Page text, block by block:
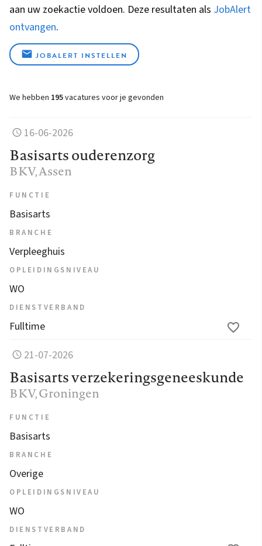
aan uw zoekactie voldoen. Deze resultaten als JobAlert
ontvangen.
JOBALERT INSTELLEN
We hebben 195vacatures voor je gevonden
16-06-2026
Basisarts ouderenzorg
BKV, Assen
FUNCTIE
Basisarts
BRANCHE
Verpleeghuis
OPLEIDINGSNIVEAU
WO
DIENSTVERBAND
Fulltime
21-07-2026
Basisarts verzekeringsgeneeskunde
BKV, Groningen
FUNCTIE
Basisarts
BRANCHE
Overige
OPLEIDINGSNIVEAU
WO
DIENSTVERBAND